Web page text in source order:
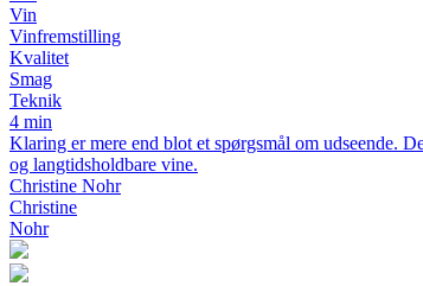
Vin
Vinfremstilling
Kvalitet
Smag
Teknik
4 min
Klaring er mere end blot et spørgsmål om udseende.
og langtidsholdbare vine.
Christine Nohr
Christine
Nohr